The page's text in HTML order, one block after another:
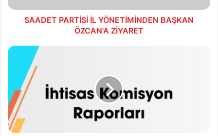
SAADET PARTİSİ İL YÖNETİMİNDEN BAŞKAN
ÖZCAN'A ZİYARET
İhtisas
Komisyon
Raporları
Aralık
2021